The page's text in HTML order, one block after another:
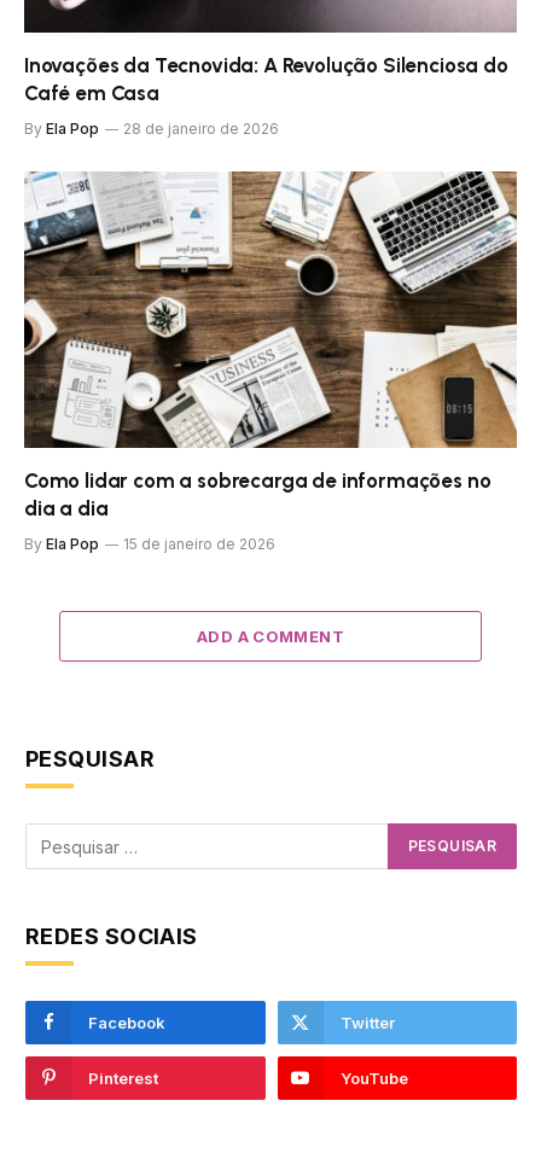
Inovações da Tecnovida: A Revolução Silenciosa do
Café em Casa
By Ela Pop 28 de janeiro de 2026
Como lidar com a sobrecarga de informações no
dia a dia
By Ela Pop 15 de janeiro de 2026
ADD A COMMENT
PESQUISAR
REDES SOCIAIS
Facebook Twitter
Pinterest YouTube